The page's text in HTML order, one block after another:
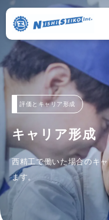
評価とキャリア形成
キャリア形成
西精工で働いた場合のキ
ます。